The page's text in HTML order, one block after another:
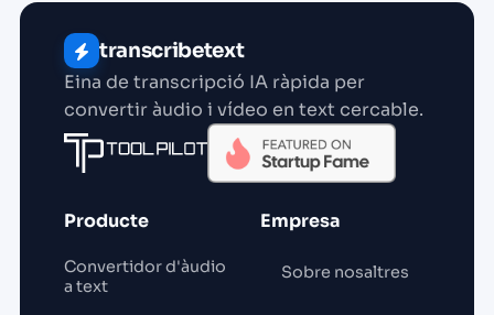
transcribetext
Eina de transcripció IA ràpida per
convertir àudio i vídeo en text cercable.
Producte
Convertidor d'àudio
a text
Empresa
Sobre nosaltres